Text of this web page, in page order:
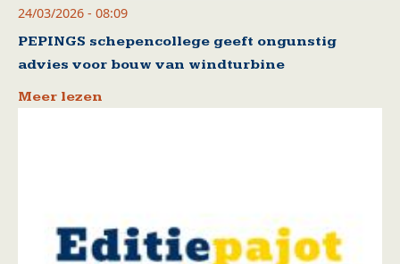
24/03/2026 - 08:09
PEPINGS schepencollege geeft ongunstig
advies voor bouw van windturbine
Meer lezen